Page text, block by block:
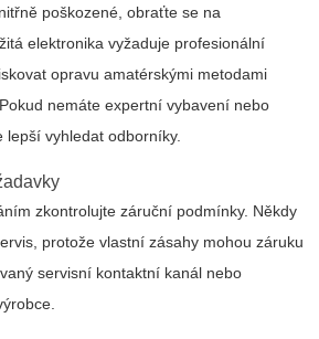
poškozené, obraťte se na
elektronika vyžaduje profesionální
opravu amatérskými metodami
nemáte expertní vybavení nebo
lepší vyhledat odborníky.
zkontrolujte záruční podmínky. Někdy
protože vlastní zásahy mohou záruku
servisní kontaktní kanál nebo